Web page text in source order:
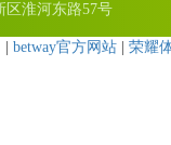
区淮河东路57号
betway官方网站
荣耀